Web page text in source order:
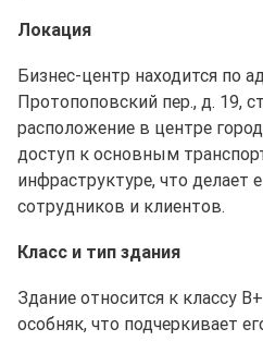
Локация
Бизнес-центр находится по
Протопоповский пер., д. 19,
расположение в центре
доступ к основным
инфраструктуре, что делает
сотрудников и клиентов.
Класс и тип здания
Здание относится к классу
особняк, что подчеркивает